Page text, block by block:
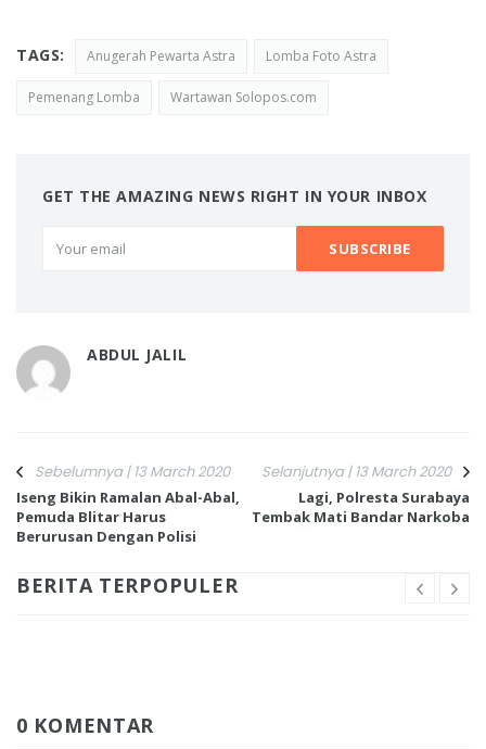
TAGS: Anugerah Pewarta Astra Lomba Foto Astra
Pemenang Lomba Wartawan Solopos.com
GET THE AMAZING NEWS RIGHT IN YOUR INBOX
ABDUL JALIL
Sebelumnya | 13 March 2020
Iseng Bikin Ramalan Abal-Abal,
Pemuda Blitar Harus
Berurusan Dengan Polisi
Selanjutnya | 13 March 2020
Lagi, Polresta Surabaya
Tembak Mati Bandar Narkoba
BERITA TERPOPULER
0 KOMENTAR